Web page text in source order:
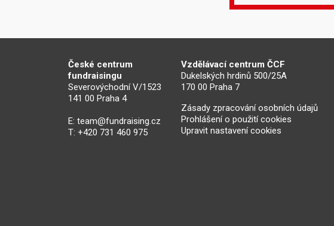
České centrum
fundraisingu
Severovýchodní V/1523
141 00 Praha 4
E: team@fundraising.cz
T: +420 731 460 975
Vzdělávací centrum ČCF
Dukelských hrdinů 500/25A
170 00 Praha 7
Zásady zpracování osobních údajů
Prohlášení o použití cookies
Upravit nastavení cookies